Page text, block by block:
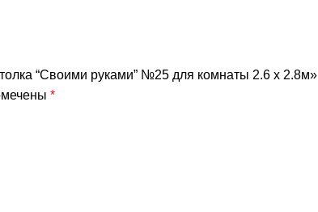
“Своими руками” №25 для комнаты 2.6 х 2.8м»
*